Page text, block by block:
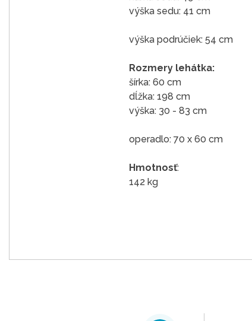
výška sedu: 41 cm
výška podrúčiek: 54 cm
Rozmery lehátka:
šírka: 60 cm
dĺžka: 198 cm
výška: 30 - 83 cm
operadlo: 70 x 60 cm
Hmotnosť:
142 kg